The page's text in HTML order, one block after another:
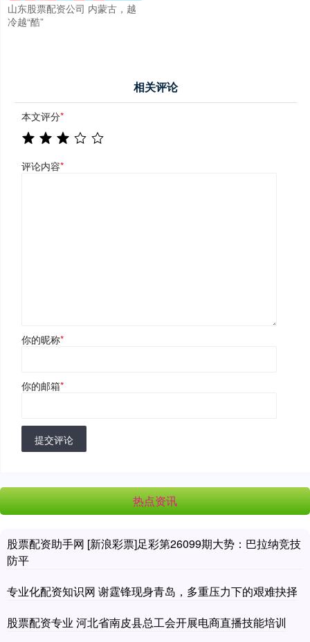
山东股票配资公司 内蒙古，越
冷越“酷”
相关评论
本文评分*
评论内容*
你的昵称*
你的邮箱*
提交评论
热点资讯
股票配资助手网 [新浪彩票]足彩第26099期大势：巴拉纳竞技
防平
专业化配资知识网 谢霆锋现身青岛，多重压力下的艰难抉择
股票配资专业 河北省南皮县总工会开展电商直播技能培训